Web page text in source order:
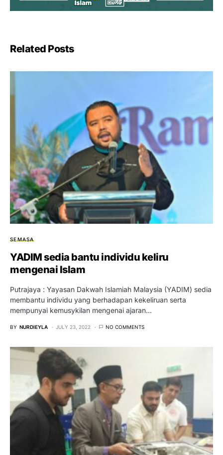
Related Posts
SEMASA
YADIM sedia bantu individu keliru
mengenai Islam
Putrajaya : Yayasan Dakwah Islamiah Malaysia (YADIM) sedia
membantu individu yang berhadapan kekeliruan serta
mempunyai kemusykilan mengenai ajaran…
BY NURDIEYLA JULY 23, 2022 NO COMMENTS